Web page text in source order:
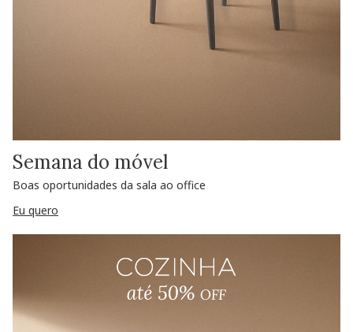
Semana do móvel
Boas oportunidades da sala ao office
Eu quero